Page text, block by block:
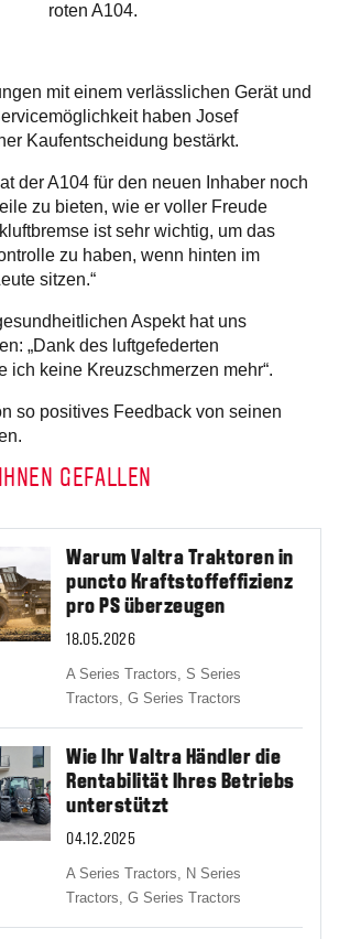
roten A104.
mit einem verlässlichen Gerät und
haben Josef
Kaufentscheidung bestärkt.
der A104 für den neuen Inhaber noch
zu bieten, wie er voller Freude
ist sehr wichtig, um das
zu haben, wenn hinten im
sitzen.“
Aspekt hat uns
„Dank des luftgefederten
ich keine Kreuzschmerzen mehr“.
so positives Feedback von seinen
GEFALLEN
Warum Valtra Traktoren in
puncto Kraftstoffeffizienz
pro PS überzeugen
18.05.2026
A Series Tractors,S Series
Tractors,G Series Tractors
Wie Ihr Valtra Händler die
Rentabilität Ihres Betriebs
unterstützt
04.12.2025
A Series Tractors, N Series
Tractors,G Series Tractors